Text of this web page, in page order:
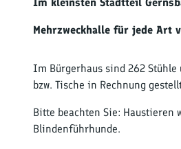
Mehrzweckhalle für jede Art
Im Bürgerhaus sind 262
bzw. Tische in Rechnung
Bitte beachten Sie: Haustieren
Blindenführhunde.